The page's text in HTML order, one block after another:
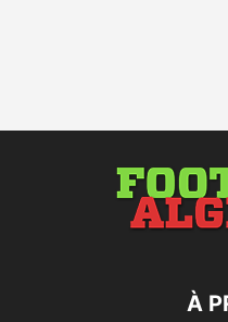
À